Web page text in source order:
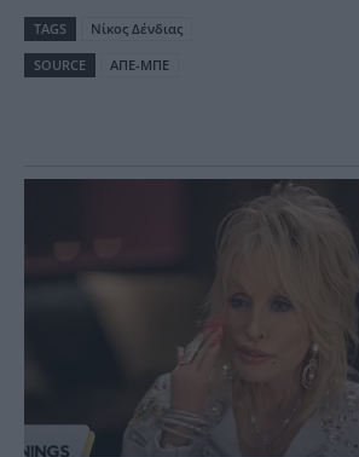
TAGS
Nίκος Δένδιας
SOURCE
ΑΠΕ-ΜΠΕ